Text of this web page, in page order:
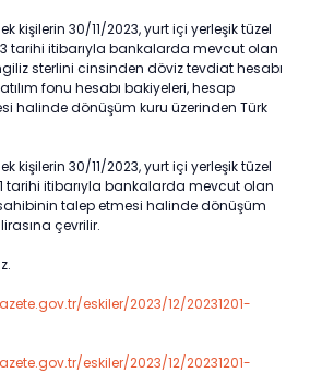
kişilerin 30/11/2023, yurt içi yerleşik tüzel
tarihi itibarıyla bankalarda mevcut olan
sterlini cinsinden döviz tevdiat hesabı
fonu hesabı bakiyeleri, hesap
halinde dönüşüm kuru üzerinden Türk
kişilerin 30/11/2023, yurt içi yerleşik tüzel
tarihi itibarıyla bankalarda mevcut olan
talep etmesi halinde dönüşüm
çevrilir.
eskiler/2023/12/20231201-
eskiler/2023/12/20231201-